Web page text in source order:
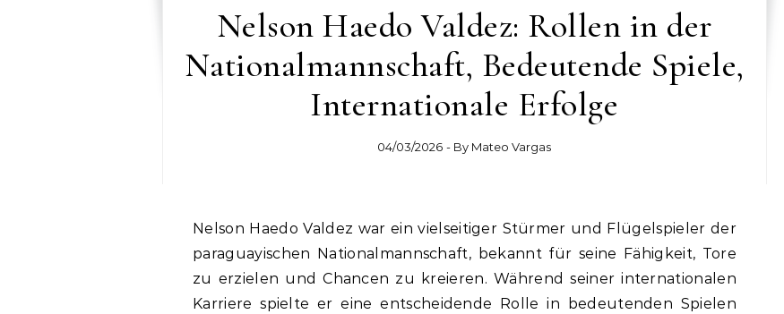
Nelson Haedo Valdez: Rollen in der
Nationalmannschaft, Bedeutende Spiele,
Internationale Erfolge
04/03/2026 - By Mateo Vargas
Nelson Haedo Valdez war ein vielseitiger Stürmer und Flügelspieler der
paraguayischen Nationalmannschaft, bekannt für seine Fähigkeit, Tore
zu erzielen und Chancen zu kreieren. Während seiner internationalen
Karriere spielte er eine entscheidende Rolle in bedeutenden Spielen